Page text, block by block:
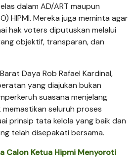
dalam AD/ART maupun
HIPMI. Mereka juga meminta agar
hak voters diputuskan melalui
objektif, transparan, dan
Daya Rob Rafael Kardinal,
yang diajukan bukan
suasana menjelang
memastikan seluruh proses
prinsip tata kelola yang baik dan
telah disepakati bersama.
Calon Ketua Hipmi Menyoroti